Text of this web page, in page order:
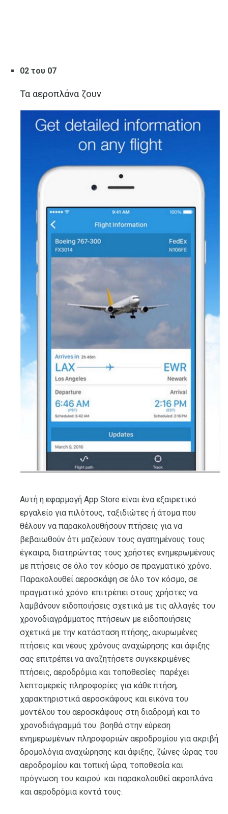
02 του 07
Τα αεροπλάνα ζουν
Αυτή η εφαρμογή App Store είναι ένα εξαιρετικό
εργαλείο για πιλότους, ταξιδιώτες ή άτομα που
θέλουν να παρακολουθήσουν πτήσεις για να
βεβαιωθούν ότι μαζεύουν τους αγαπημένους τους
έγκαιρα, διατηρώντας τους χρήστες ενημερωμένους
με πτήσεις σε όλο τον κόσμο σε πραγματικό χρόνο.
Παρακολουθεί αεροσκάφη σε όλο τον κόσμο, σε
πραγματικό χρόνο. επιτρέπει στους χρήστες να
λαμβάνουν ειδοποιήσεις σχετικά με τις αλλαγές του
χρονοδιαγράμματος πτήσεων με ειδοποιήσεις
σχετικά με την κατάσταση πτήσης, ακυρωμένες
πτήσεις και νέους χρόνους αναχώρησης και άφιξης ·
σας επιτρέπει να αναζητήσετε συγκεκριμένες
πτήσεις, αεροδρόμια και τοποθεσίες. παρέχει
λεπτομερείς πληροφορίες για κάθε πτήση,
χαρακτηριστικά αεροσκάφους και εικόνα του
μοντέλου του αεροσκάφους στη διαδρομή και το
χρονοδιάγραμμά του. βοηθά στην εύρεση
ενημερωμένων πληροφοριών αεροδρομίου για ακριβή
δρομολόγια αναχώρησης και άφιξης, ζώνες ώρας του
αεροδρομίου και τοπική ώρα, τοποθεσία και
πρόγνωση του καιρού. και παρακολουθεί αεροπλάνα
και αεροδρόμια κοντά τους.